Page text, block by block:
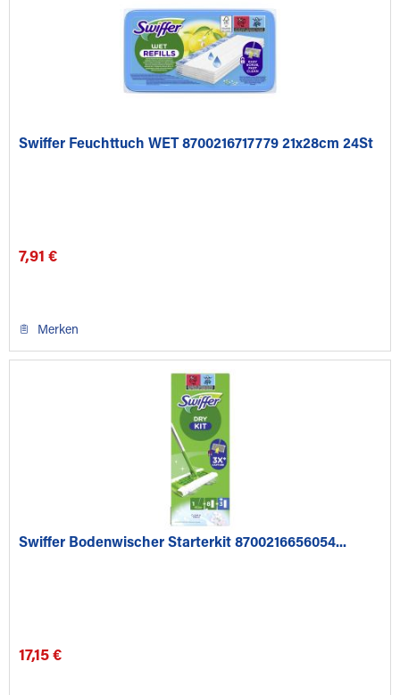
Swiffer Feuchttuch WET 8700216717779 21x28cm 24St
7,91 €
Merken
Swiffer Bodenwischer Starterkit 8700216656054...
17,15 €